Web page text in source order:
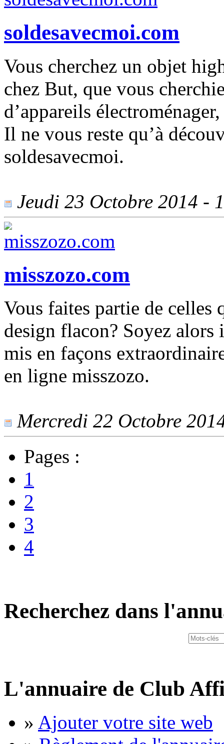
soldesavecmoi.com
Vous cherchez un objet
chez But, que vous
d’appareils
Il ne vous reste qu’à
soldesavecmoi.
Jeudi 23 Octobre 2014 -
misszozo.com
Vous faites partie de celles
design flacon? Soyez alors
mis en façons
en ligne misszozo.
Mercredi 22 Octobre
Pages :
1
2
3
4
Recherchez dans
L'annuaire de Club
» Ajouter votre site web